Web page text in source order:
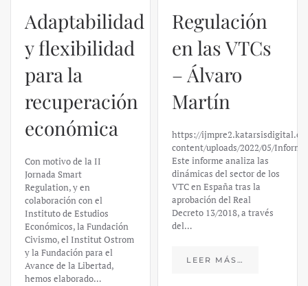
Adaptabilidad
y flexibilidad
para la
recuperación
económica
Con motivo de la II
Jornada Smart
Regulation, y en
colaboración con el
Instituto de Estudios
Económicos, la Fundación
Civismo, el Institut Ostrom
y la Fundación para el
Avance de la Libertad,
hemos elaborado…
Regulación
en las VTCs
– Álvaro
Martín
https://
content/uploads/2022/05/
Este informe analiza las
dinámicas del sector de los
VTC en España tras la
aprobación del Real
Decreto 13/2018, a través
del…
LEER MÁS…